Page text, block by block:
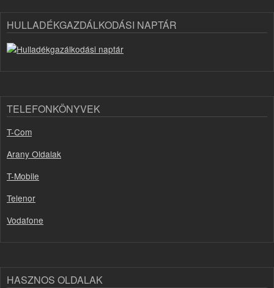
HULLADÉKGAZDÁLKODÁSI NAPTÁR
TELEFONKÖNYVEK
T-Com
Arany Oldalak
T-Mobile
Telenor
Vodafone
HASZNOS OLDALAK